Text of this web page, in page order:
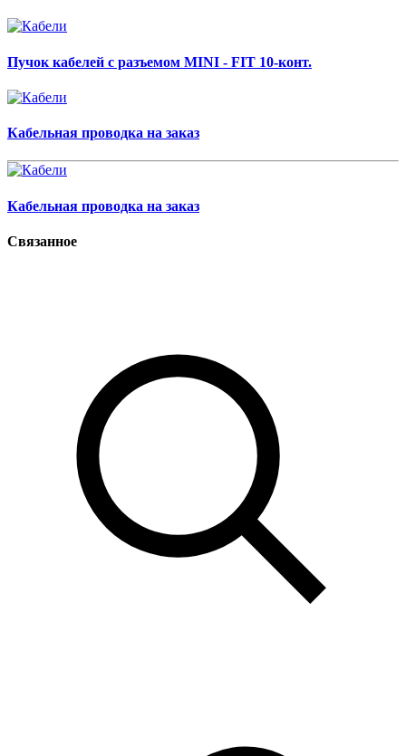
Пучок кабелей с разъемом MINI - FIT 10-конт.
Кабельная проводка на заказ
Кабельная проводка на заказ
Связанное